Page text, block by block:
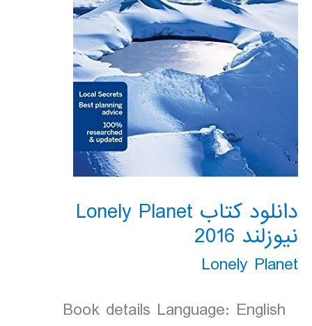
دانلود کتاب Lonely Planet
نیوزلند 2016
Lonely Planet
Book details Language: English